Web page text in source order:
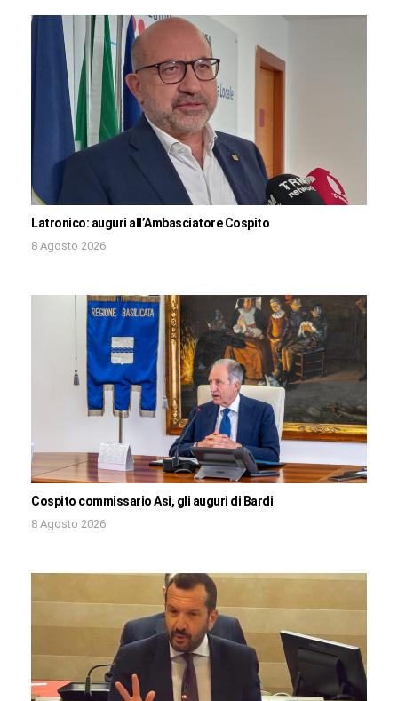
Latronico: auguri all’Ambasciatore Cospito
8 Agosto 2026
Cospito commissario Asi, gli auguri di Bardi
8 Agosto 2026